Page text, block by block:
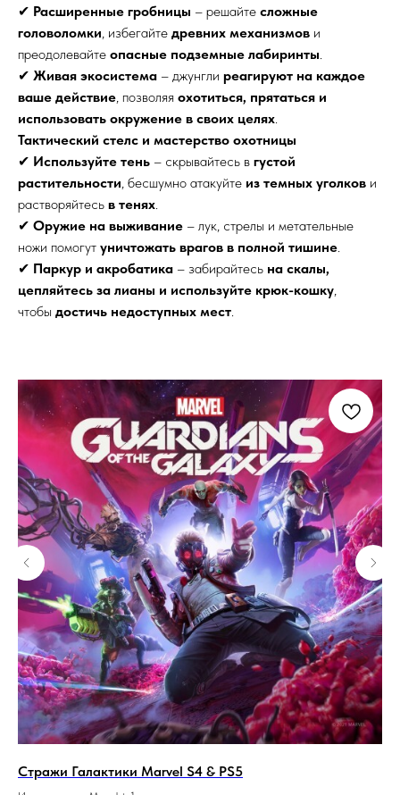
✔ Расширенные гробницы – решайте сложные
головоломки, избегайте древних механизмов и
преодолевайте опасные подземные лабиринты.
✔ Живая экосистема – джунгли реагируют на каждое
ваше действие, позволяя охотиться, прятаться и
использовать окружение в своих целях.
Тактический стелс и мастерство охотницы
✔ Используйте тень – скрывайтесь в густой
растительности, бесшумно атакуйте из темных уголков и
растворяйтесь в тенях.
✔ Оружие на выживание – лук, стрелы и метательные
ножи помогут уничтожать врагов в полной тишине.
✔ Паркур и акробатика – забирайтесь на скалы,
цепляйтесь за лианы и используйте крюк-кошку,
чтобы достичь недоступных мест.
Стражи Галактики Marvel S4 & PS5